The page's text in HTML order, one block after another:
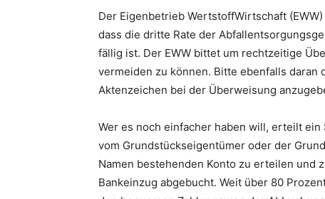
Der Eigenbetrieb WertstoffWirtschaft
dass die dritte Rate der
fällig ist. Der EWW bittet um rechtzeitige
vermeiden zu können. Bitte ebenfalls daran
Aktenzeichen bei der Überweisung
Wer es noch einfacher haben will, erteilt
vom Grundstückseigentümer oder der
Namen bestehenden Konto zu erteilen und
Bankeinzug abgebucht. Weit über 80